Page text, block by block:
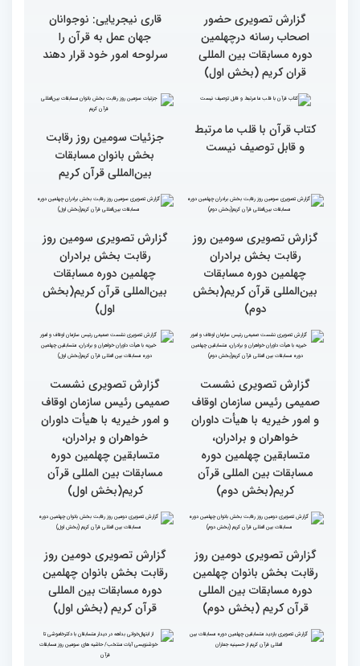
پررنگ کودکان و نوجوانان در
چهلمین دوره مسابقات بین
المللی قرآن کریم(بخش
اول)
اصحاب رسانه درچهلمین
دوره مسابقات بین المللی
قران کریم (بخش دوم)
گزارش تصویری حضور
اصحاب رسانه درچهلمین
قران کریم (بخش اول)
قاری نیجریایی: نوجوانان
جهان عمل به قرآن را
سرلوحه امور خود قرار دهند
کتاب قرآن با قلب ما مرتبط
و قابل توصیف نیست
جزئیات سومین روز رقابت
بخش بانوان مسابقات
بین‌المللی قرآن کریم
گزارش تصویری سومین روز
رقابت بخش برادران
چهلمین دوره مسابقات
بین‌المللی قرآن کریم(بخش
دوم)
گزارش تصویری سومین روز
رقابت بخش برادران
چهلمین دوره مسابقات
بین‌المللی قرآن کریم(بخش
اول)
صمیمی رئیس سازمان اوقاف
خواهران و برادران،
متسابقین چهلمین دوره
مسابقات بین المللی قرآن
کریم(بخش دوم)
صمیمی رئیس سازمان اوقاف
خواهران و برادران،
متسابقین چهلمین دوره
مسابقات بین المللی قرآن
کریم(بخش اول)